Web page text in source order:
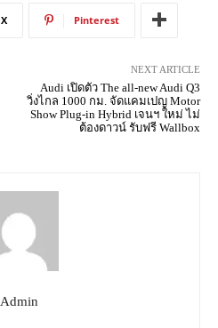
X Pinterest
NEXT ARTICLE
Audi เปิดตัว The all-new Audi Q3
วิ่งไกล 1000 กม. จัดแคมเปญ Motor
Show Plug-in Hybrid เจนฯ ใหม่ ไม่
ต้องดาวน์ รับฟรี Wallbox
Admin